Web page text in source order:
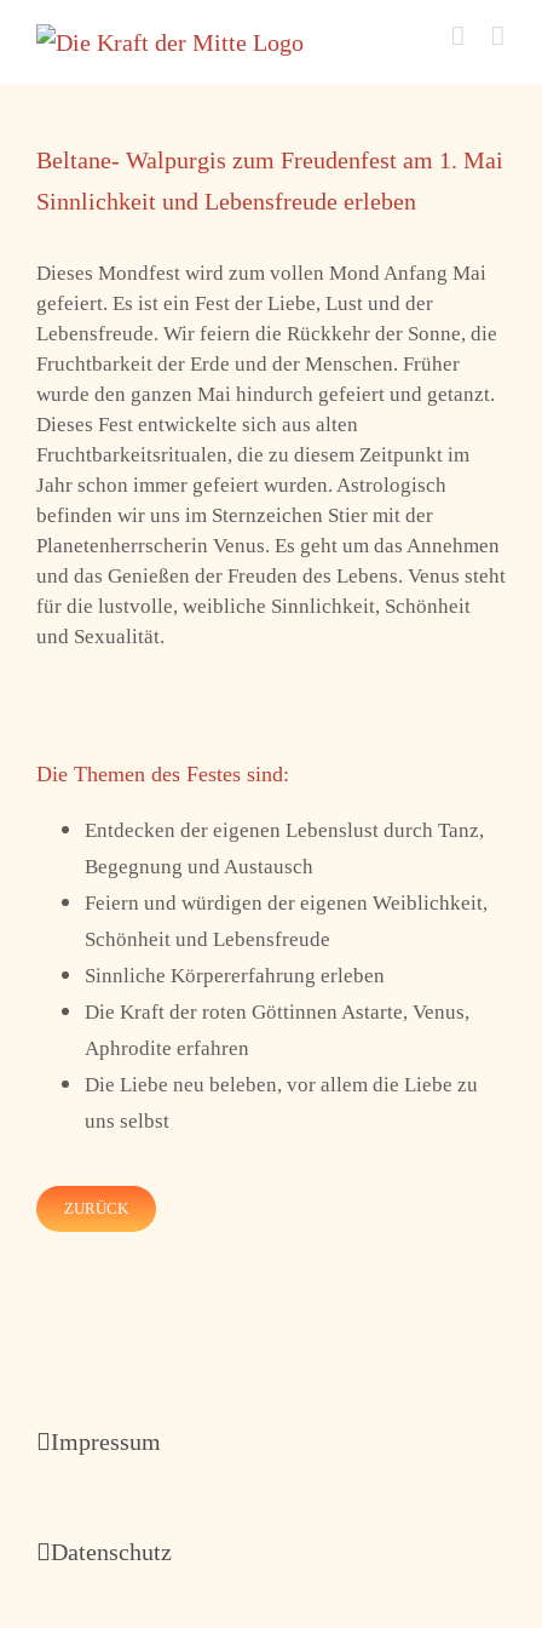
Inhalt
Beltane- Walpurgis zum Freudenfest am 1. Mai
Sinnlichkeit und Lebensfreude erleben
Dieses Mondfest wird zum vollen Mond Anfang Mai
gefeiert. Es ist ein Fest der Liebe, Lust und der
Lebensfreude. Wir feiern die Rückkehr der Sonne, die
Fruchtbarkeit der Erde und der Menschen. Früher
wurde den ganzen Mai hindurch gefeiert und getanzt.
Dieses Fest entwickelte sich aus alten
Fruchtbarkeitsritualen, die zu diesem Zeitpunkt im
Jahr schon immer gefeiert wurden. Astrologisch
befinden wir uns im Sternzeichen Stier mit der
Planetenherrscherin Venus. Es geht um das Annehmen
und das Genießen der Freuden des Lebens. Venus steht
für die lustvolle, weibliche Sinnlichkeit, Schönheit
und Sexualität.
Die Themen des Festes sind:
Entdecken der eigenen Lebenslust durch Tanz,
Begegnung und Austausch
Feiern und würdigen der eigenen Weiblichkeit,
Schönheit und Lebensfreude
Sinnliche Körpererfahrung erleben
Die Kraft der roten Göttinnen Astarte, Venus,
Aphrodite erfahren
Die Liebe neu beleben, vor allem die Liebe zu
uns selbst
ZURÜCK
Impressum
Datenschutz